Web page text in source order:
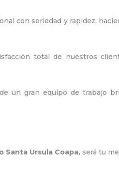
con seriedad y rapidez,
total de nuestros
un gran equipo de trabajo
Santa Ursula Coapa,será tu